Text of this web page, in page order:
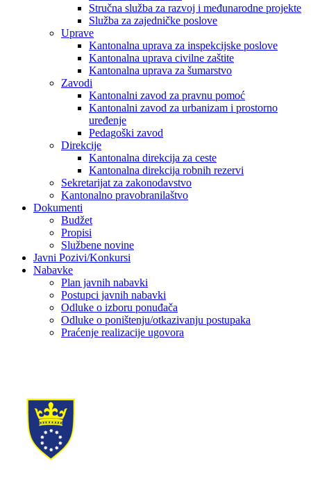
Stručna služba za razvoj i međunarodne projekte
Služba za zajedničke poslove
Uprave
Kantonalna uprava za inspekcijske poslove
Kantonalna uprava civilne zaštite
Kantonalna uprava za šumarstvo
Zavodi
Kantonalni zavod za pravnu pomoć
Kantonalni zavod za urbanizam i prostorno
uređenje
Pedagoški zavod
Direkcije
Kantonalna direkcija za ceste
Kantonalna direkcija robnih rezervi
Sekretarijat za zakonodavstvo
Kantonalno pravobranilaštvo
Dokumenti
Budžet
Propisi
Službene novine
Javni Pozivi/Konkursi
Nabavke
Plan javnih nabavki
Postupci javnih nabavki
Odluke o izboru ponuđača
Odluke o poništenju/otkazivanju postupaka
Praćenje realizacije ugovora